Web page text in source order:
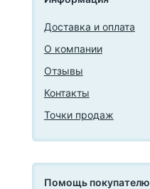
Доставка и оплата
О компании
Отзывы
Контакты
Точки продаж
Помощь покупателю